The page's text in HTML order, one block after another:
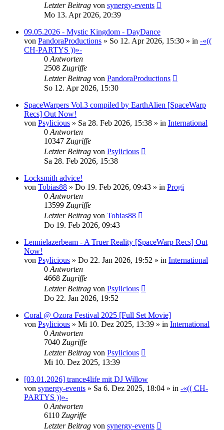
Letzter Beitrag von synergy-events
Mo 13. Apr 2026, 20:39
09.05.2026 - Mystic Kingdom - DayDance
von PandoraProductions » So 12. Apr 2026, 15:30 » in -«((
CH-PARTYS ))»-
0 Antworten
2508 Zugriffe
Letzter Beitrag von PandoraProductions
So 12. Apr 2026, 15:30
SpaceWarpers Vol.3 compiled by EarthAlien [SpaceWarp
Recs] Out Now!
von Psylicious » Sa 28. Feb 2026, 15:38 » in International
0 Antworten
10347 Zugriffe
Letzter Beitrag von Psylicious
Sa 28. Feb 2026, 15:38
Locksmith advice!
von Tobias88 » Do 19. Feb 2026, 09:43 » in Progi
0 Antworten
13599 Zugriffe
Letzter Beitrag von Tobias88
Do 19. Feb 2026, 09:43
Lennielazerbeam - A Truer Reality [SpaceWarp Recs] Out
Now!
von Psylicious » Do 22. Jan 2026, 19:52 » in International
0 Antworten
4668 Zugriffe
Letzter Beitrag von Psylicious
Do 22. Jan 2026, 19:52
Coral @ Ozora Festival 2025 [Full Set Movie]
von Psylicious » Mi 10. Dez 2025, 13:39 » in International
0 Antworten
7040 Zugriffe
Letzter Beitrag von Psylicious
Mi 10. Dez 2025, 13:39
[03.01.2026] trance4life mit DJ Willow
von synergy-events » Sa 6. Dez 2025, 18:04 » in -«(( CH-
PARTYS ))»-
0 Antworten
6110 Zugriffe
Letzter Beitrag von synergy-events